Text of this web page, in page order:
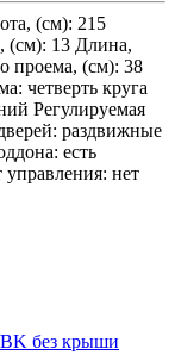
(см): 215
(см): 13 Длина,
проема, (см): 38
четверть круга
Регулируемая
раздвижные
есть
нет